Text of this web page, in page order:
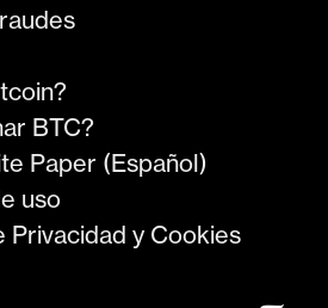
BTC?
Paper (Español)
uso
Privacidad y Cookies